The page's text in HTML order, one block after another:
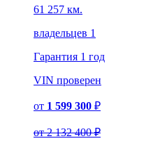
61 257 км.
владельцев 1
Гарантия 1 год
VIN проверен
от 1 599 300 ₽
от2 132 400 ₽